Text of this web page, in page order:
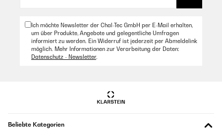
Ich möchte Newsletter der Chal-Tec GmbH per E-Mail erhalten,
um über Produkte, Angebote und gelegentliche Umfragen
informiert zu werden. Ein Widerruf ist jederzeit per Abmeldelink
möglich. Mehr Informationen zur Verarbeitung der Daten:
Datenschutz - Newsletter.
Beliebte Kategorien